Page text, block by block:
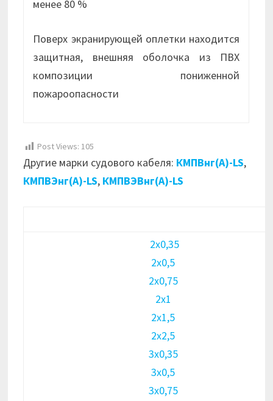
менее 80 %
Поверх экранирующей оплетки находится
защитная, внешняя оболочка из ПВХ
композиции пониженной
пожароопасности
Post Views: 105
Другие марки судового кабеля: КМПВнг(А)-LS,
КМПВЭнг(А)-LS, КМПВЭВнг(А)-LS
2х0,35
2х0,5
2х0,75
2х1
2х1,5
2х2,5
3х0,35
3х0,5
3х0,75